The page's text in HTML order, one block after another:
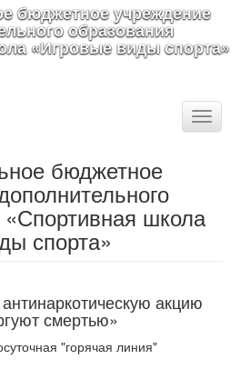
бюджетное учреждение
образования
«Игровые виды спорта»
Toggle
бюджетное
школа
спорта»
акцию
смертью»
"горячая линия"